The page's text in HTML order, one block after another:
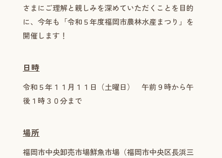
さまにご理解と親しみを深めていただくことを目的
に、今年も「令和５年度福岡市農林水産まつり」を
開催します！
日時
令和５年１１月１１日（土曜日） 午前９時から午
後１時３０分まで
場所
福岡市中央卸売市場鮮魚市場（福岡市中央区長浜三